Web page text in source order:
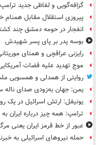
گزافه‌گویی و لفاظی جدید ترامپ
پیروزی استقلال مقابل همنام
انفجار در حومه دمشق چند
بوسه‌ پدر بر پای پسر شهیدش
رایزنی عراقچی و همتای
موج تهدید علیه قضات
روایتی از همدلی و همسویی
یمن: جهان به‌زودی صدای ناله
یونیفل: ارتش اسرائیل در یک روز ۱۱۳ توپ به جنوب لبنان شلیک کرده
ترامپ: همه چیز درباره ایران
عبور از خط قرمز ایران یعنی
حمله نیروهای اسرائیلی به